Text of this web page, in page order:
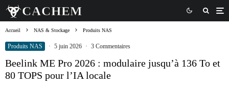
Accueil NAS & Stockage Produits NAS
Produits NAS · 5 juin 2026 · 3 Commentaires
Beelink ME Pro 2026 : modulaire jusqu’à 136 To et
80 TOPS pour l’IA locale